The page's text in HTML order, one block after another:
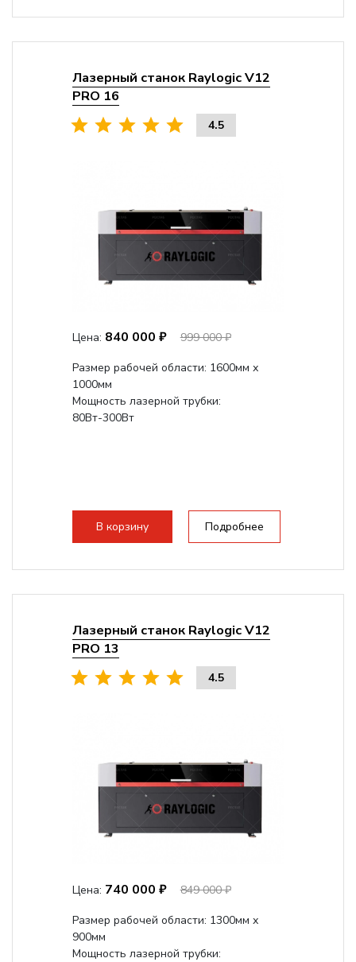
Лазерный станок Raylogic V12
PRO 16
4.5
Цена: 840 000 ₽
999 000 ₽
Размер рабочей области: 1600мм х
1000мм
Мощность лазерной трубки:
80Вт-300Вт
В корзину Подробнее
Лазерный станок Raylogic V12
PRO 13
4.5
Цена: 740 000 ₽
849 000 ₽
Размер рабочей области: 1300мм х
900мм
Мощность лазерной трубки: